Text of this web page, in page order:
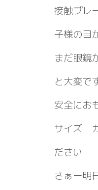
接触プレ
子様の目
まだ眼鏡
と大変で
安全にお
サイズ
ださい
さぁー明